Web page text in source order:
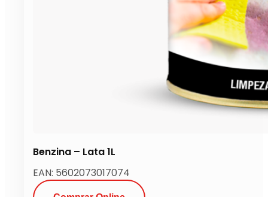
Benzina – Lata 1L
EAN: 5602073017074